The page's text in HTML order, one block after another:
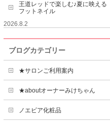
王道レッドで楽しむ♪夏に映える
フットネイル
2026.8.2
ブログカテゴリー
★サロンご利用案内
★aboutオーナーみけちゃん
ノエビア化粧品